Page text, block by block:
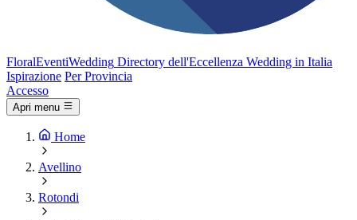
FloralEventiWedding Directory dell'Eccellenza Wedding in Italia
Ispirazione Per Provincia
Accesso
Apri menu
Home
Avellino
Rotondi